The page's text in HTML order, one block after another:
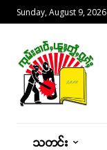
Sunday, August 9, 2026
သတင်း